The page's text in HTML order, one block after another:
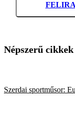
Népszerű cikkek
Szerdai sportműsor: